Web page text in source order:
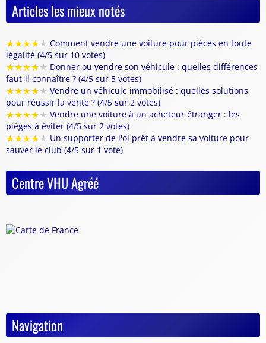
Articles les mieux notés
★★★★★ Comment vendre une voiture pour pièces en toute
légalité (4/5 sur 10 votes)
★★★★★ Donner ou vendre son véhicule : quelles différences
faut-il connaître ? (4/5 sur 5 votes)
★★★★★ Vendre un véhicule immobilisé : quelles solutions
pour réussir la vente ? (4/5 sur 2 votes)
★★★★★ Vendre une voiture à un acheteur étranger : les
pièges à éviter (4/5 sur 2 votes)
★★★★★ Un supporter de l'ol prêt à vendre sa voiture pour
sauver le club (4/5 sur 1 vote)
Centre VHU Agréé
Navigation